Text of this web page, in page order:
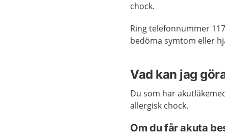
chock.
Ring telefonnummer
bedöma symtom eller
Vad kan jag
Du som har
allergisk chock.
Om du får akuta